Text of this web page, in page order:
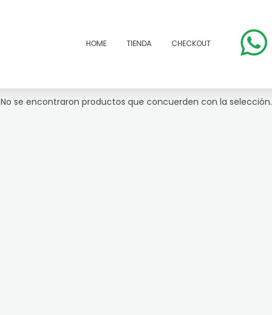
HOME TIENDA CHECKOUT
No se encontraron productos que concuerden con la selección.